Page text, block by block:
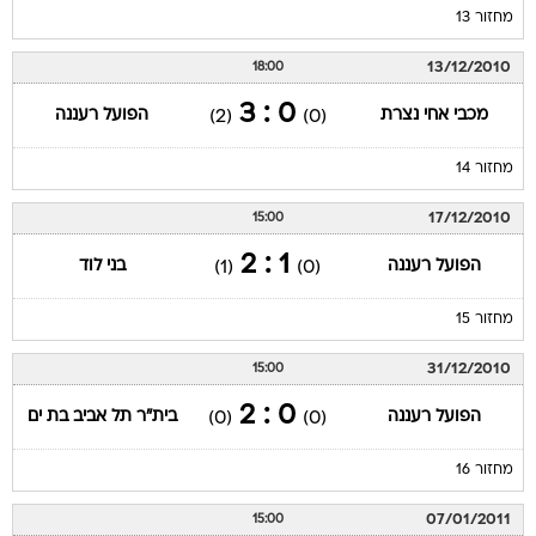
מחזור 13
13/12/2010
18:00
מכבי אחי נצרת (0)
0 : 3
(2) הפועל רעננה
מחזור 14
17/12/2010
15:00
הפועל רעננה (0)
1 : 2
(1) בני לוד
מחזור 15
31/12/2010
15:00
הפועל רעננה (0)
0 : 2
(0) בית"ר תל אביב בת ים
מחזור 16
07/01/2011
15:00